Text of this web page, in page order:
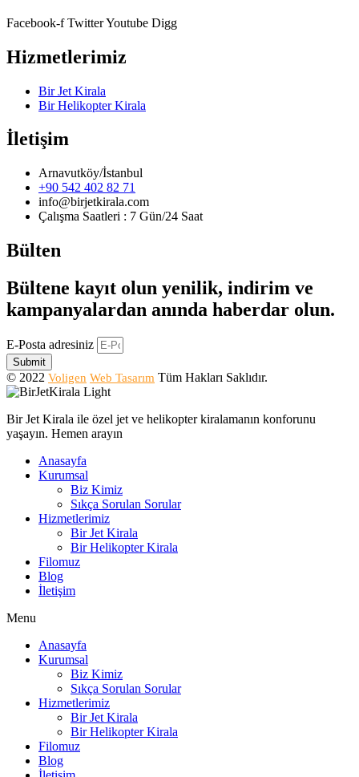
Facebook-f TwitterYoutube Digg
Hizmetlerimiz
Bir Jet Kirala
Bir Helikopter Kirala
İletişim
Arnavutköy/İstanbul
+90 542 402 82 71
info@birjetkirala.com
Çalışma Saatleri : 7 Gün/24 Saat
Bülten
Bültene kayıt olun yenilik, indirim ve
kampanyalardan anında haberdar olun.
E-Posta adresiniz
Submit
© 2022 Voligen Web Tasarım Tüm Hakları Saklıdır.
Bir Jet Kirala ile özel jet ve helikopter kiralamanın konforunu
yaşayın. Hemen arayın
Anasayfa
Kurumsal
Biz Kimiz
Sıkça Sorulan Sorular
Hizmetlerimiz
Bir Jet Kirala
Bir Helikopter Kirala
Filomuz
Blog
İletişim
Menu
Anasayfa
Kurumsal
Biz Kimiz
Sıkça Sorulan Sorular
Hizmetlerimiz
Bir Jet Kirala
Bir Helikopter Kirala
Filomuz
Blog